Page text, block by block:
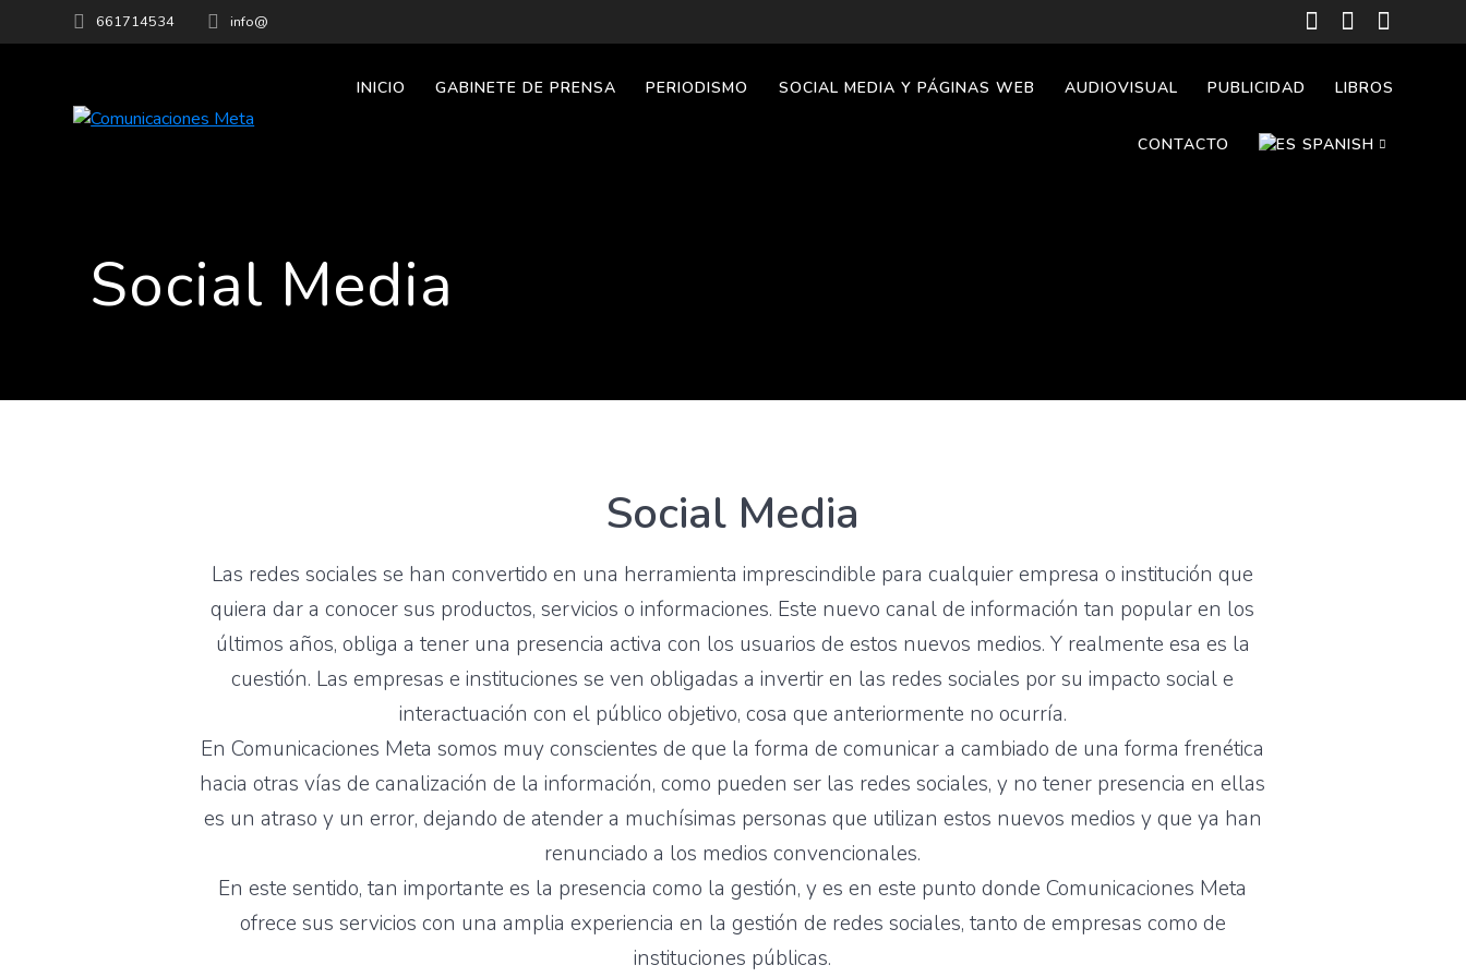
al
661714534 info@
INICIO GABINETE DE PRENSA PERIODISMO SOCIAL MEDIA Y PÁGINAS WEB AUDIOVISUAL PUBLICIDAD LIBROS
CONTACTO SPANISH
Social Media
Social Media
Las redes sociales se han convertido en una herramienta imprescindible para cualquier empresa o institución que
quiera dar a conocer sus productos, servicios o informaciones. Este nuevo canal de información tan popular en los
últimos años, obliga a tener una presencia activa con los usuarios de estos nuevos medios. Y realmente esa es la
cuestión. Las empresas e instituciones se ven obligadas a invertir en las redes sociales por su impacto social e
interactuación con el público objetivo, cosa que anteriormente no ocurría.
En Comunicaciones Meta somos muy conscientes de que la forma de comunicar a cambiado de una forma frenética
hacia otras vías de canalización de la información, como pueden ser las redes sociales, y no tener presencia en ellas
es un atraso y un error, dejando de atender a muchísimas personas que utilizan estos nuevos medios y que ya han
renunciado a los medios convencionales.
En este sentido, tan importante es la presencia como la gestión, y es en este punto donde Comunicaciones Meta
ofrece sus servicios con una amplia experiencia en la gestión de redes sociales, tanto de empresas como de
instituciones públicas.